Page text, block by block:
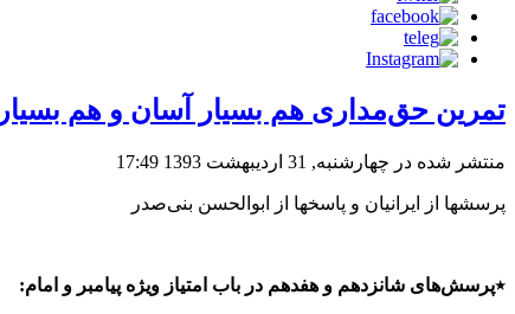
تمرین حق‌مداری هم بسیار آسان و هم
منتشر شده در چهارشنبه, 31 ارديبهشت 1393 17:49
پرسشها از ایرانیان و پاسخها از ابوالحسن بنی‌صدر
٭پرسش‌های شانزدهم و هفدهم در باب امتیاز ویژه پیامبر و امام: